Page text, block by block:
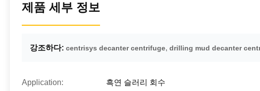
제품 세부 정보
강조하다: centrisys decanter centrifuge, drilling mud decanter
Application: 흑연 슬러리 회수